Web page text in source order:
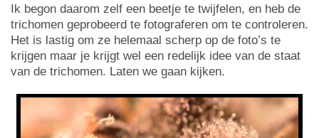
Ik begon daarom zelf een beetje te twijfelen, en heb de
trichomen geprobeerd te fotograferen om te controleren.
Het is lastig om ze helemaal scherp op de foto’s te
krijgen maar je krijgt wel een redelijk idee van de staat
van de trichomen. Laten we gaan kijken.